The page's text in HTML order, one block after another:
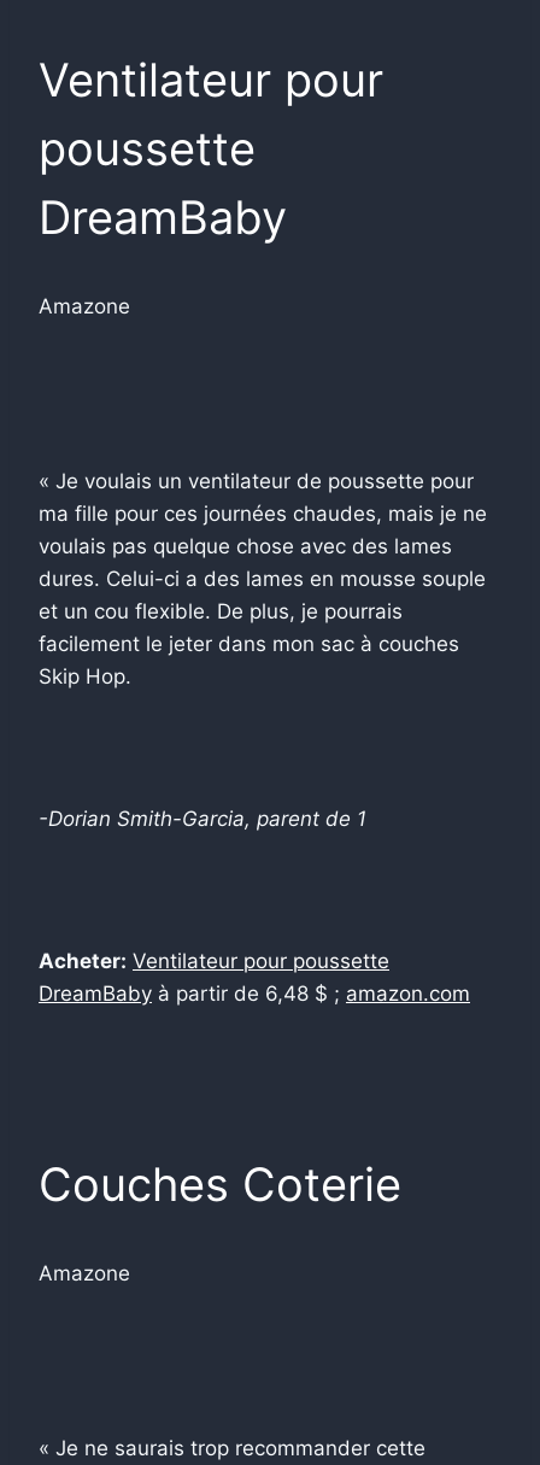
Ventilateur pour
poussette
DreamBaby
Amazone
« Je voulais un ventilateur de poussette pour
ma fille pour ces journées chaudes, mais je ne
voulais pas quelque chose avec des lames
dures. Celui-ci a des lames en mousse souple
et un cou flexible. De plus, je pourrais
facilement le jeter dans mon sac à couches
Skip Hop.
-Dorian Smith-Garcia, parent de 1
Acheter: Ventilateur pour poussette
DreamBaby à partir de 6,48 $ ; amazon.com
Couches Coterie
Amazone
« Je ne saurais trop recommander cette